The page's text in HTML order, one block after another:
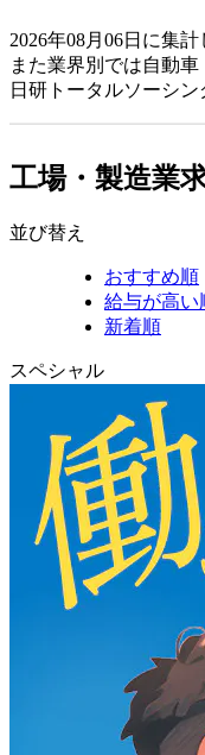
2026年08月06日に集
また業界別では自動
日研トータルソーシ
工場・製造業
並び替え
おすすめ順
給与が高い
新着順
スペシャル